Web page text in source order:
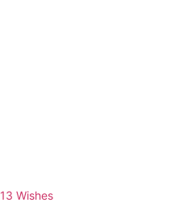
13 Wishes